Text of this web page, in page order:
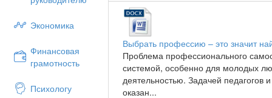
Экономика
Финансовая
грамотность
Психологу
Выбрать профессию – это значит
Проблема профессионального
системой, особенно для молодых
деятельностью. Задачей педагогов
оказан...